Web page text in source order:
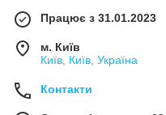
Працює з 31.01.2023
м. Київ
Київ, Київ, Україна
Контакти